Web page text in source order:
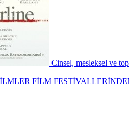
Cinsel, mesleksel ve
FİLM